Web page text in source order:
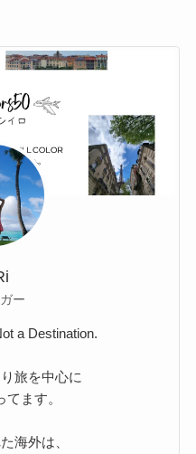
ー
a Destination.
旅を中心に
ます。
海外は、